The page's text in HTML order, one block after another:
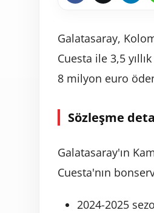
Galatasaray,
Cuesta ile 3,5
8 milyon euro
Sözleşme
Galatasaray'ın
Cuesta'nın
2024-2025